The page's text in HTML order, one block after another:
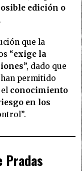
edición o
.
que la
“exige la
”, dado que
permitido
conocimiento
en los
Pradas